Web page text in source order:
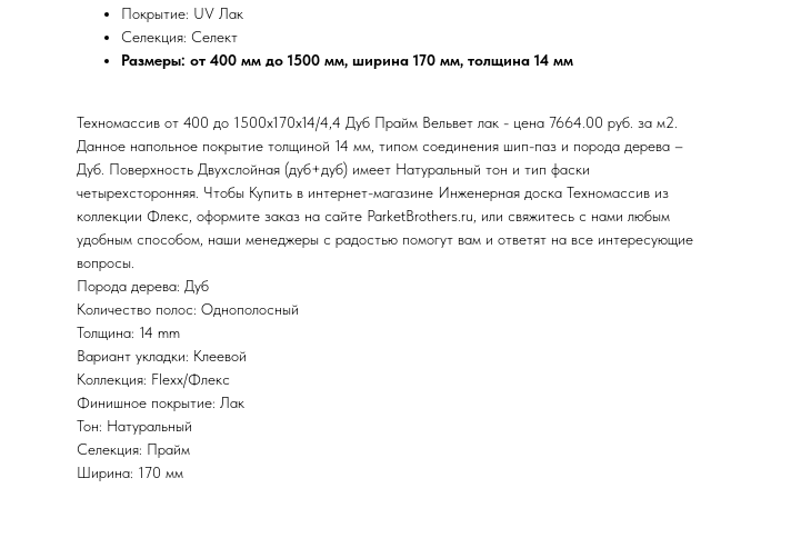
Покрытие: UV Лак
Селекция: Селект
Размеры: от 400 мм до 1500 мм, ширина 170 мм, толщина 14 мм
Техномассив от 400 до 1500х170х14/4,4 Дуб Прайм Вельвет лак - цена 7664.00 руб. за м2.
Данное напольное покрытие толщиной 14 мм, типом соединения шип-паз и порода дерева –
Дуб. Поверхность Двухслойная (дуб+дуб) имеет Натуральный тон и тип фаски
четырехсторонняя. Чтобы Купить в интернет-магазине Инженерная доска Техномассив из
коллекции Флекс, оформите заказ на сайте ParketBrothers.ru, или свяжитесь с нами любым
удобным способом, наши менеджеры с радостью помогут вам и ответят на все интересующие
вопросы.
Порода дерева: Дуб
Количество полос: Однополосный
Толщина: 14 mm
Вариант укладки: Клеевой
Коллекция: Flexx/Флекс
Финишное покрытие: Лак
Тон: Натуральный
Селекция: Прайм
Ширина: 170 мм